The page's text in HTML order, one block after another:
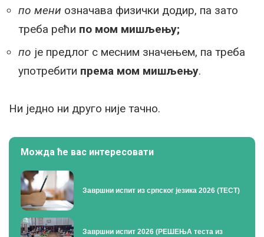
по мени означава физички додир, па зато
треба рећи по мом мишљењу;
по је предлог с месним значењем, па треба
употребити према мом мишљењу.
Ни једно ни друго није тачно.
Можда ће вас интересовати
Завршни испит из српског језика 2026 (ТЕСТ)
Завршни испит 2026 (РЕШЕЊА теста из